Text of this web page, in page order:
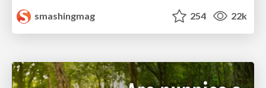
smashingmag
254 22k